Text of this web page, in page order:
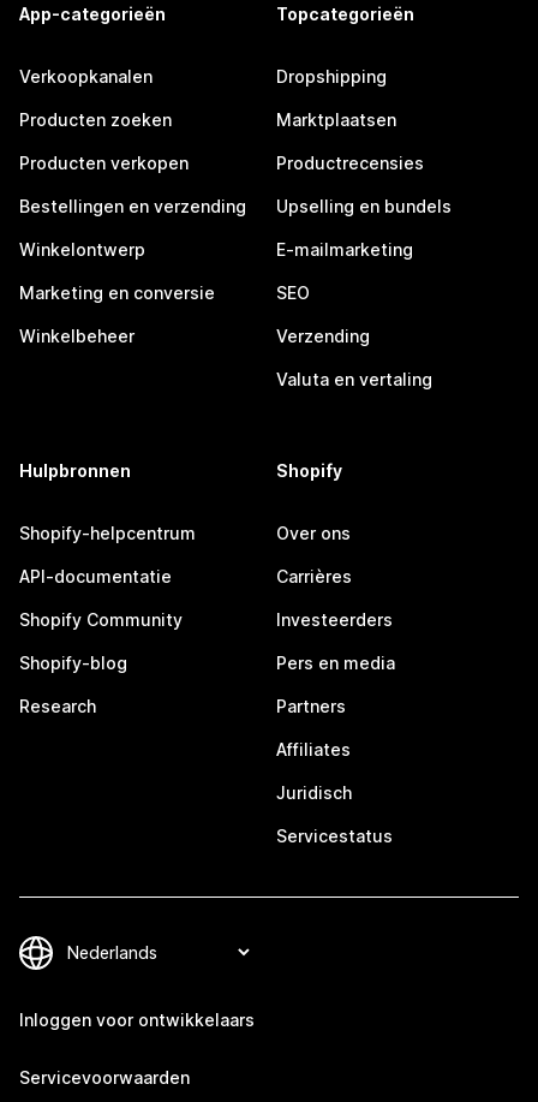
App-categorieën
Verkoopkanalen
Producten zoeken
Producten verkopen
Bestellingen en verzending
Winkelontwerp
Marketing en conversie
Winkelbeheer
Topcategorieën
Dropshipping
Marktplaatsen
Productrecensies
Upselling en bundels
E-mailmarketing
SEO
Verzending
Valuta en vertaling
Hulpbronnen
Shopify-helpcentrum
API-documentatie
Shopify Community
Shopify-blog
Research
Shopify
Over ons
Carrières
Investeerders
Pers en media
Partners
Affiliates
Juridisch
Servicestatus
Inloggen voor ontwikkelaars
Servicevoorwaarden